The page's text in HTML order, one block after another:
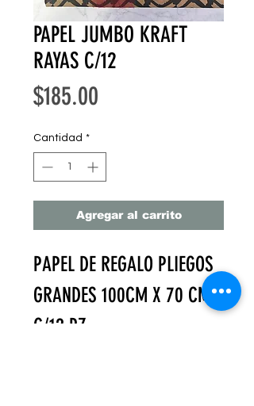
PAPEL JUMBO KRAFT
RAYAS C/12
$185.00
Cantidad *
Agregar al carrito
PAPEL DE REGALO PLIEGOS
GRANDES 100CM X 70 CM
C/12 PZ